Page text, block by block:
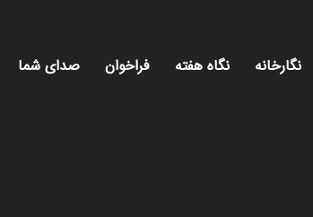
نگارخانه نگاه هفته فراخوان صدای شما